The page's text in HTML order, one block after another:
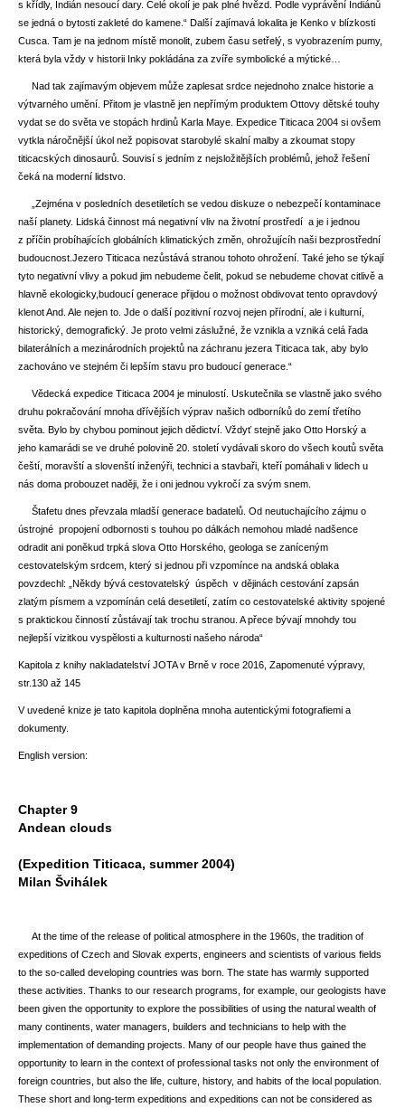
s křídly, Indián nesoucí dary. Celé okolí je pak plné hvězd. Podle vyprávění Indiánů
se jedná o bytosti zakleté do kamene.“ Další zajímavá lokalita je Kenko v blízkosti
Cusca. Tam je na jednom místě monolit, zubem času setřelý, s vyobrazením pumy,
která byla vždy v historii Inky pokládána za zvíře symbolické a mýtické…
Nad tak zajímavým objevem může zaplesat srdce nejednoho znalce historie a
výtvarného umění. Přitom je vlastně jen nepřímým produktem Ottovy dětské touhy
vydat se do světa ve stopách hrdinů Karla Maye. Expedice Titicaca 2004 si ovšem
vytkla náročnější úkol než popisovat starobylé skalní malby a zkoumat stopy
titicacských dinosaurů. Souvisí s jedním z nejsložitějších problémů, jehož řešení
čeká na moderní lidstvo.
„Zejména v posledních desetiletích se vedou diskuze o nebezpečí kontaminace
naší planety. Lidská činnost má negativní vliv na životní prostředí a je i jednou
z příčin probíhajících globálních klimatických změn, ohrožujícíh naši bezprostřední
budoucnost.Jezero Titicaca nezůstává stranou tohoto ohrožení. Také jeho se týkají
tyto negativní vlivy a pokud jim nebudeme čelit, pokud se nebudeme chovat citlivě a
hlavně ekologicky,budoucí generace přijdou o možnost obdivovat tento opravdový
klenot And. Ale nejen to. Jde o další pozitivní rozvoj nejen přírodní, ale i kulturní,
historický, demografický. Je proto velmi záslužné, že vznikla a vzniká celá řada
bilaterálních a mezinárodních projektů na záchranu jezera Titicaca tak, aby bylo
zachováno ve stejném či lepším stavu pro budoucí generace.“
Vědecká expedice Titicaca 2004 je minulostí. Uskutečnila se vlastně jako svého
druhu pokračování mnoha dřívějších výprav našich odborníků do zemí třetího
světa. Bylo by chybou pominout jejich dědictví. Vždyť stejně jako Otto Horský a
jeho kamarádi se ve druhé polovině 20. století vydávali skoro do všech koutů světa
čeští, moravští a slovenští inženýři, technici a stavbaři, kteří pomáhali v lidech u
nás doma probouzet naději, že i oni jednou vykročí za svým snem.
Štafetu dnes převzala mladší generace badatelů. Od neutuchajícího zájmu o
ústrojné propojení odbornosti s touhou po dálkách nemohou mladé nadšence
odradit ani poněkud trpká slova Otto Horského, geologa se zaníceným
cestovatelským srdcem, který si jednou při vzpomínce na andská oblaka
povzdechl: „Někdy bývá cestovatelský úspěch v dějinách cestování zapsán
zlatým písmem a vzpomínán celá desetiletí, zatím co cestovatelské aktivity spojené
s praktickou činností zůstávají tak trochu stranou. A přece bývají mnohdy tou
nejlepší vizitkou vyspělosti a kulturnosti našeho národa“
Kapitola z knihy nakladatelství JOTA v Brně v roce 2016, Zapomenuté výpravy,
str.130 až 145
V uvedené knize je tato kapitola doplněna mnoha autentickými fotografiemi a
dokumenty.
English version:
Chapter 9
Andean clouds
(Expedition Titicaca, summer 2004)
Milan Švihálek
At the time of the release of political atmosphere in the 1960s, the tradition of
expeditions of Czech and Slovak experts, engineers and scientists of various fields
to the so-called developing countries was born. The state has warmly supported
these activities. Thanks to our research programs, for example, our geologists have
been given the opportunity to explore the possibilities of using the natural wealth of
many continents, water managers, builders and technicians to help with the
implementation of demanding projects. Many of our people have thus gained the
opportunity to learn in the context of professional tasks not only the environment of
foreign countries, but also the life, culture, history, and habits of the local population.
These short and long-term expeditions and expeditions can not be considered as